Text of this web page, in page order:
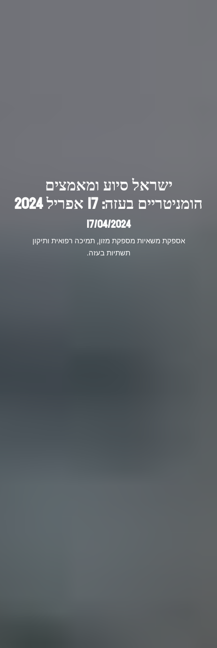
ישראל סיוע ומאמצים
הומניטריים בעזה: 17 אפריל 2024
17/04/2024
אספקת משאיות מספקת מזון, תמיכה רפואית ותיקון
תשתיות בעזה.